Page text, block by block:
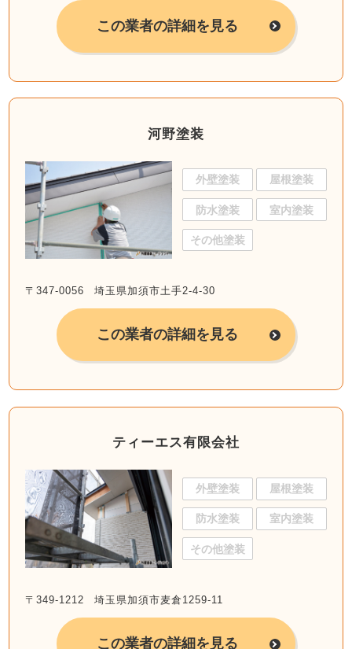
この業者の詳細を見る
河野塗装
外壁塗装 屋根塗装
防水塗装 室内塗装
その他塗装
〒347-0056 埼玉県加須市土手2-4-30
この業者の詳細を見る
ティーエス有限会社
外壁塗装 屋根塗装
防水塗装 室内塗装
その他塗装
〒349-1212 埼玉県加須市麦倉1259-11
この業者の詳細を見る